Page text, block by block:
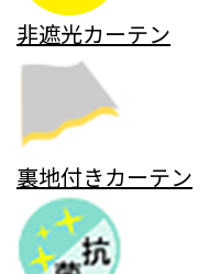
非遮光カーテン
裏地付きカーテン